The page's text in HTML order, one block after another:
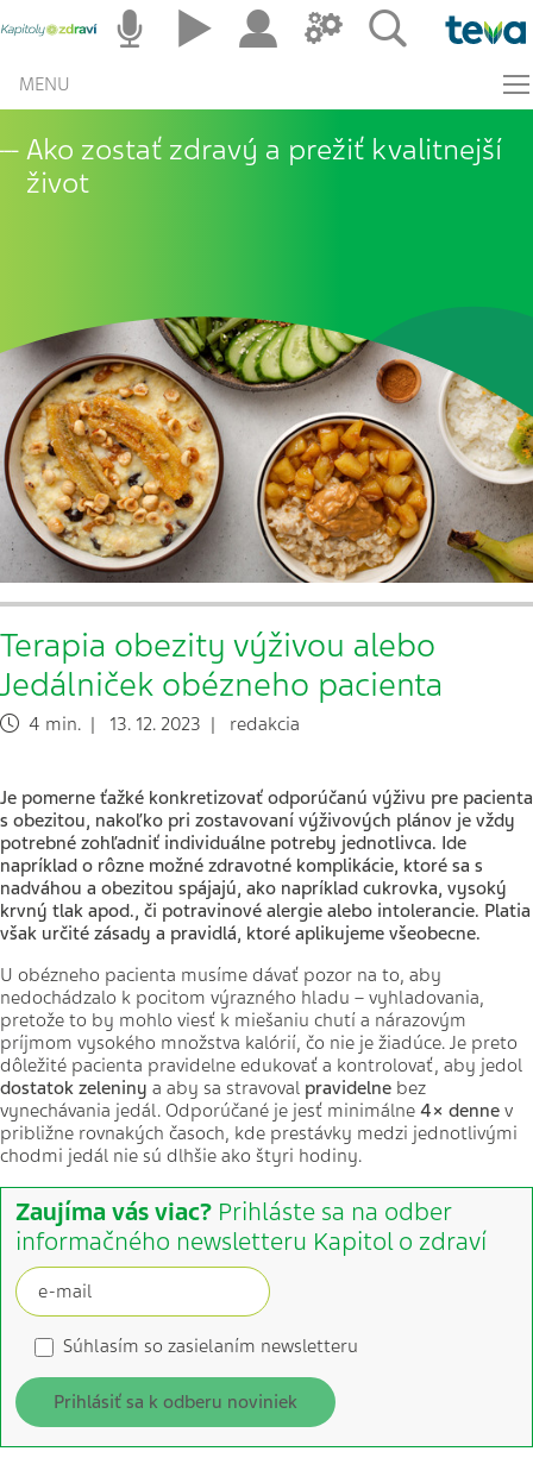
MENU
Ako zostať zdravý a prežiť kvalitnejší
život
Terapia obezity výživou alebo
Jedálniček obézneho pacienta
4 min. | 13. 12. 2023 | redakcia
Je pomerne ťažké konkretizovať odporúčanú výživu pre pacienta
s obezitou, nakoľko pri zostavovaní výživových plánov je vždy
potrebné zohľadniť individuálne potreby jednotlivca. Ide
napríklad o rôzne možné zdravotné komplikácie, ktoré sa s
nadváhou a obezitou spájajú, ako napríklad cukrovka, vysoký
krvný tlak apod., či potravinové alergie alebo intolerancie. Platia
však určité zásady a pravidlá, ktoré aplikujeme všeobecne.
U obézneho pacienta musíme dávať pozor na to, aby
nedochádzalo k pocitom výrazného hladu – vyhladovania,
pretože to by mohlo viesť k miešaniu chutí a nárazovým
príjmom vysokého množstva kalórií, čo nie je žiadúce. Je preto
dôležité pacienta pravidelne edukovať a kontrolovať, aby jedol
dostatok zeleniny a aby sa stravoval pravidelne bez
vynechávania jedál. Odporúčané je jesť minimálne 4× denne v
približne rovnakých časoch, kde prestávky medzi jednotlivými
chodmi jedál nie sú dlhšie ako štyri hodiny.
Zaujíma vás viac? Prihláste sa na odber
informačného newsletteru Kapitol o zdraví
Súhlasím so zasielaním newsletteru
Prihlásiť sa k odberu noviniek